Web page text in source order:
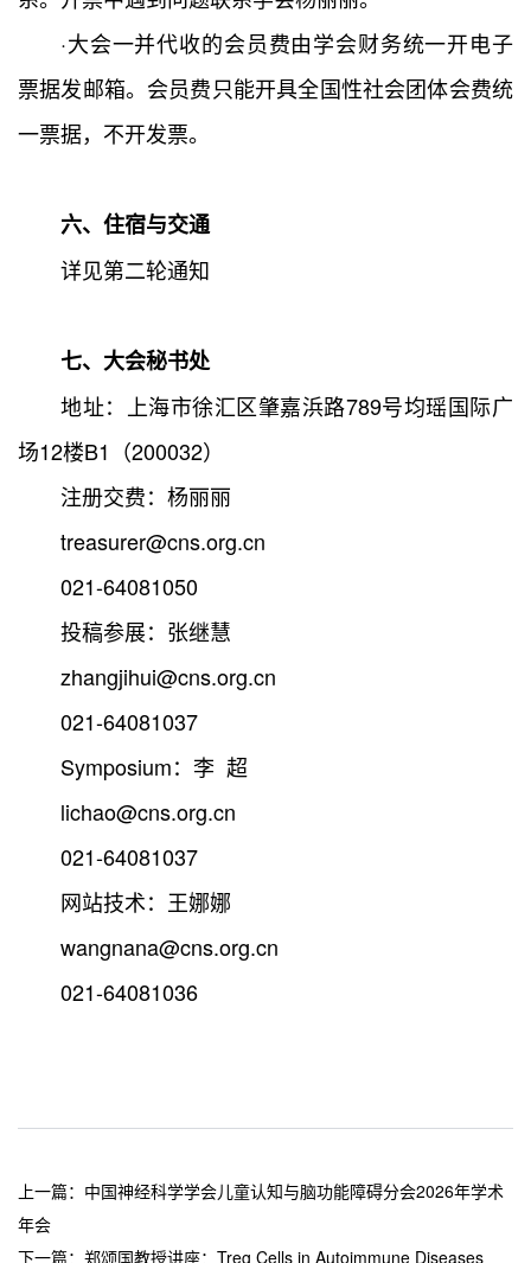
·大会一并代收的会员费由学会财务统一开电子
票据发邮箱。会员费只能开具全国性社会团体会费统
一票据，不开发票。
六、住宿与交通
详见第二轮通知
七、大会秘书处
地址：上海市徐汇区肇嘉浜路789号均瑶国际广
场12楼B1（200032）
注册交费：杨丽丽
treasurer@cns.org.cn
021-64081050
投稿参展：张继慧
zhangjihui@cns.org.cn
021-64081037
Symposium：李 超
lichao@cns.org.cn
021-64081037
网站技术：王娜娜
wangnana@cns.org.cn
021-64081036
上一篇： 中国神经科学学会儿童认知与脑功能障碍分会2026年学术
年会
下一篇： 郑颂国教授讲座：Treg Cells in Autoimmune Diseases